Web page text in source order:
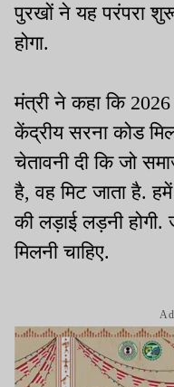
पुरखों ने यह परंपरा
होगा.
मंत्री ने कहा कि
केंद्रीय सरना कोड
चेतावनी दी कि जो
है, वह मिट जाता है.
की लड़ाई लड़नी
मिलनी चाहिए.